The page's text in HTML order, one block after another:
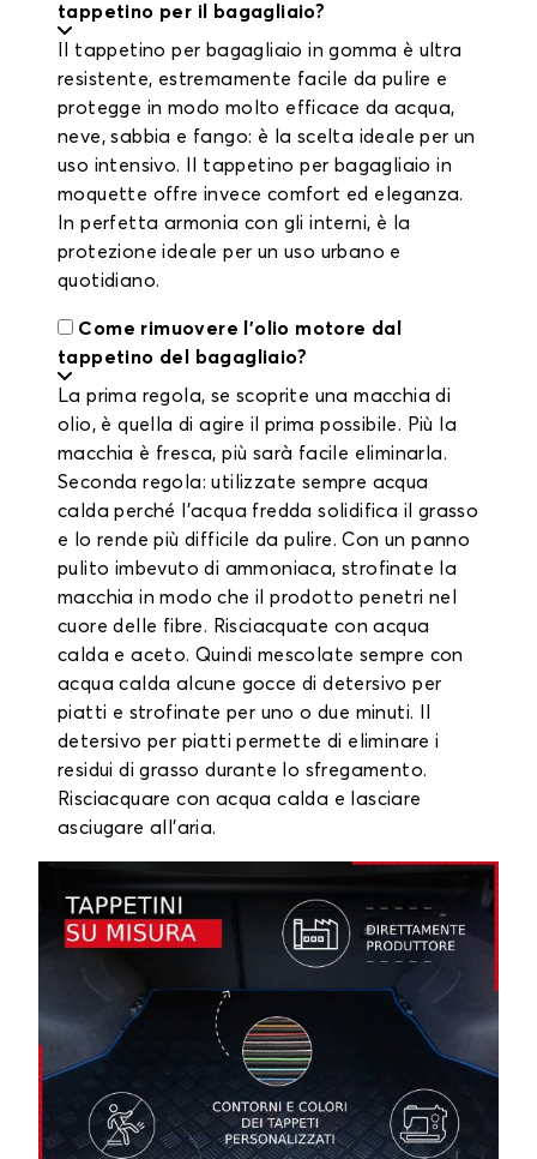
tappetino per il bagagliaio?
Il tappetino per bagagliaio in gomma è ultra
resistente, estremamente facile da pulire e
protegge in modo molto efficace da acqua,
neve, sabbia e fango: è la scelta ideale per un
uso intensivo. Il tappetino per bagagliaio in
moquette offre invece comfort ed eleganza.
In perfetta armonia con gli interni, è la
protezione ideale per un uso urbano e
quotidiano.
Come rimuovere l'olio motore dal
tappetino del bagagliaio?
La prima regola, se scoprite una macchia di
olio, è quella di agire il prima possibile. Più la
macchia è fresca, più sarà facile eliminarla.
Seconda regola: utilizzate sempre acqua
calda perché l'acqua fredda solidifica il grasso
e lo rende più difficile da pulire. Con un panno
pulito imbevuto di ammoniaca, strofinate la
macchia in modo che il prodotto penetri nel
cuore delle fibre. Risciacquate con acqua
calda e aceto. Quindi mescolate sempre con
acqua calda alcune gocce di detersivo per
piatti e strofinate per uno o due minuti. Il
detersivo per piatti permette di eliminare i
residui di grasso durante lo sfregamento.
Risciacquare con acqua calda e lasciare
asciugare all'aria.